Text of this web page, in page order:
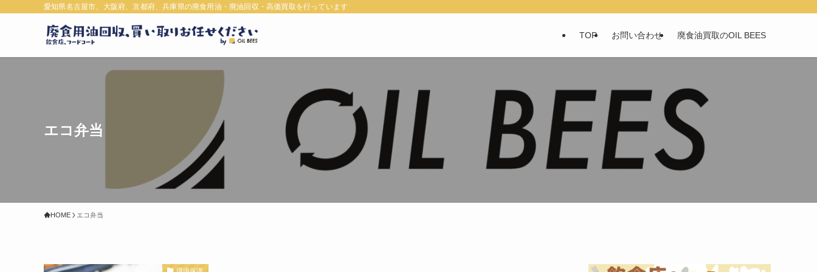
愛知県名古屋市、大阪府、京都府、兵庫県の廃食用油・廃油回収・高価買取を行っています
TOP お問い合わせ 廃食油買取のOIL BEES
エコ弁当
HOME エコ弁当